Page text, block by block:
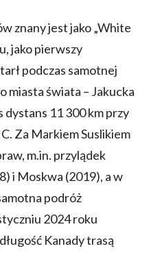
znany jest jako „White
jako pierwszy
podczas samotnej
miasta świata – Jakucka
dystans 11 300 km przy
Za Markiem Suslikiem
m.in. przylądek
i Moskwa (2019), a w
podróż
2024 roku
Kanady trasą